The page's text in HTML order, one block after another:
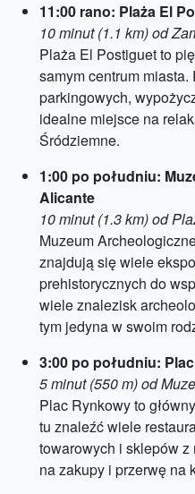
11:00 rano: Plaża El
10 minut (1.1 km) od
Plaża El Postiguet to
samym centrum
parkingowych,
idealne miejsce na
Śródziemne.
1:00 po południu:
Alicante
10 minut (1.3 km) od
Muzeum
znajdują się wiele
prehistorycznych do
wiele znalezisk
tym jedyna w swoim
3:00 po południu:
5 minut (550 m) od
Plac Rynkowy to
tu znaleźć wiele
towarowych i sklepów
na zakupy i przerwę na